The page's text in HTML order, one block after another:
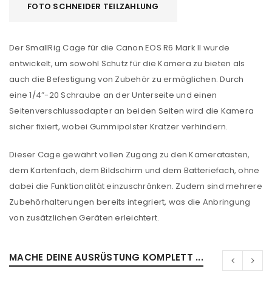
FOTO SCHNEIDER TEILZAHLUNG
Der SmallRig Cage für die Canon EOS R6 Mark II wurde
entwickelt, um sowohl Schutz für die Kamera zu bieten als
auch die Befestigung von Zubehör zu ermöglichen. Durch
eine 1/4″-20 Schraube an der Unterseite und einen
Seitenverschlussadapter an beiden Seiten wird die Kamera
sicher fixiert, wobei Gummipolster Kratzer verhindern.
Dieser Cage gewährt vollen Zugang zu den Kameratasten,
dem Kartenfach, dem Bildschirm und dem Batteriefach, ohne
dabei die Funktionalität einzuschränken. Zudem sind mehrere
Zubehörhalterungen bereits integriert, was die Anbringung
von zusätzlichen Geräten erleichtert.
MACHE DEINE AUSRÜSTUNG KOMPLETT ...